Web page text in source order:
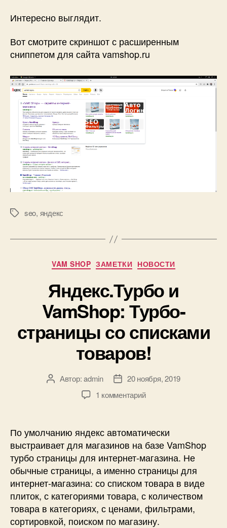
Интересно выглядит.
Вот смотрите скриншот с расширенным
сниппетом для сайта vamshop.ru
Меткиseo, яндекс
Рубрики
VAM SHOP ЗАМЕТКИ НОВОСТИ
Яндекс.Турбо и
VamShop: Турбо-
страницы со списками
товаров!
АвторАвтор:admin
Дата20 ноября, 2019
1 комментарийк
VamShop:
Турбо-
страницы
со
списками
товаров!
По умолчанию яндекс автоматически
выстраивает для магазинов на базе VamShop
турбо страницы для интернет-магазина. Не
обычные страницы, а именно страницы для
интернет-магазина: со списком товара в виде
плиток, с категориями товара, с количеством
товара в категориях, с ценами, фильтрами,
сортировкой, поиском по магазину.